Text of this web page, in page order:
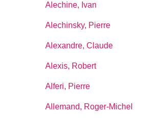
Alechine, Ivan
Alechinsky, Pierre
Alexandre, Claude
Alexis, Robert
Alferi, Pierre
Allemand, Roger-Michel